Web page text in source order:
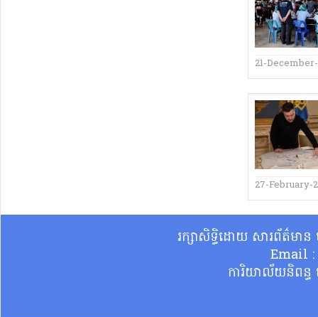
21-
27-February-
រក្សាសិទ្ធិដោយ សារព័ត៌មា
Email
ការិយាល័យនិពន្ធ